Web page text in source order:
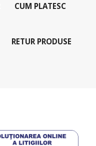
CUM PLATESC
RETUR PRODUSE